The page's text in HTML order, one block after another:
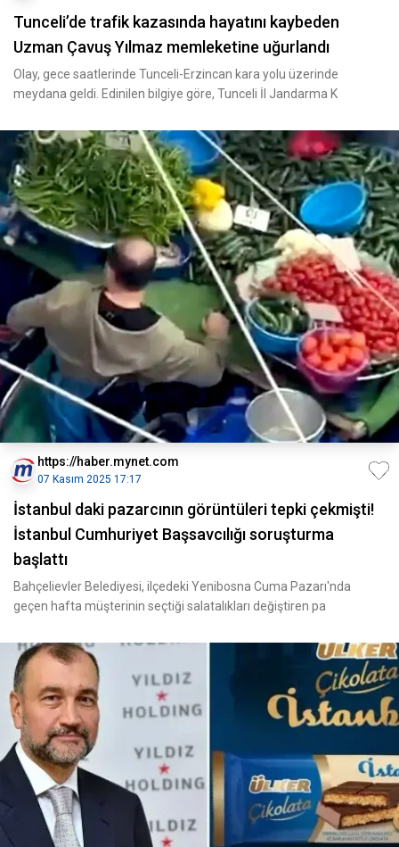
Tunceli’de trafik kazasında hayatını kaybeden
Uzman Çavuş Yılmaz memleketine uğurlandı
Olay, gece saatlerinde Tunceli-Erzincan kara yolu üzerinde
meydana geldi. Edinilen bilgiye göre, Tunceli İl Jandarma K
https://haber.mynet.com
07 Kasım 2025 17:17
İstanbul daki pazarcının görüntüleri tepki çekmişti!
İstanbul Cumhuriyet Başsavcılığı soruşturma
başlattı
Bahçelievler Belediyesi, ilçedeki Yenibosna Cuma Pazarı'nda
geçen hafta müşterinin seçtiği salatalıkları değiştiren pa